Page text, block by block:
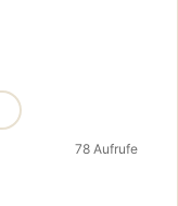
78 Aufrufe